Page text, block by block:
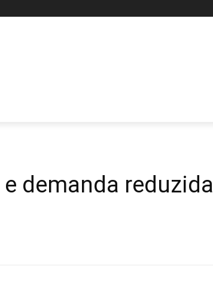
demanda reduzida